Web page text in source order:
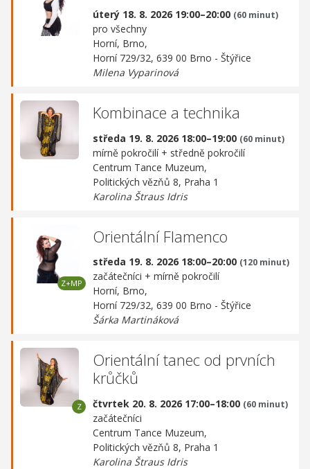
úterý 18. 8. 2026 19:00–20:00 (60 minut)
pro všechny
Horní, Brno,
Horní 729/32, 639 00 Brno - Štýřice
Milena Vyparinová
Kombinace a technika
středa 19. 8. 2026 18:00–19:00 (60 minut)
mírně pokročilí + středně pokročilí
Centrum Tance Muzeum,
Politických vězňů 8, Praha 1
Karolina Štraus Idris
Orientální Flamenco
středa 19. 8. 2026 18:00–20:00 (120 minut)
začátečníci + mírně pokročilí
Horní, Brno,
Horní 729/32, 639 00 Brno - Štýřice
Šárka Martináková
Orientální tanec od prvních
krůčků
čtvrtek 20. 8. 2026 17:00–18:00 (60 minut)
začátečníci
Centrum Tance Muzeum,
Politických vězňů 8, Praha 1
Karolina Štraus Idris